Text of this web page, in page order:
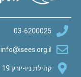
03-
6775323